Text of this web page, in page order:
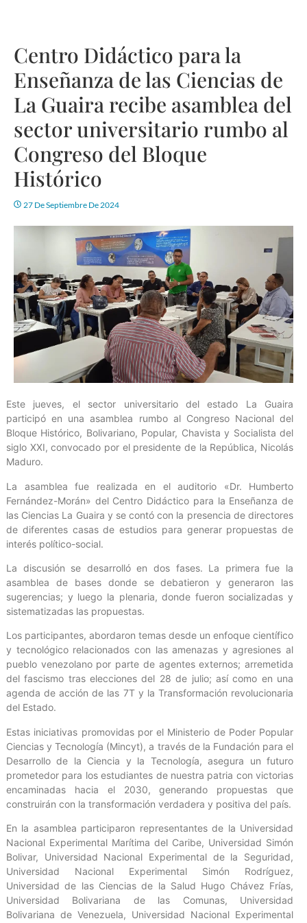
Centro Didáctico para la
Enseñanza de las Ciencias de
La Guaira recibe asamblea del
sector universitario rumbo al
Congreso del Bloque
Histórico
27 De Septiembre De 2024
Este jueves, el sector universitario del estado La Guaira
participó en una asamblea rumbo al Congreso Nacional del
Bloque Histórico, Bolivariano, Popular, Chavista y Socialista del
siglo XXI, convocado por el presidente de la República, Nicolás
Maduro.
La asamblea fue realizada en el auditorio «Dr. Humberto
Fernández-Morán» del Centro Didáctico para la Enseñanza de
las Ciencias La Guaira y se contó con la presencia de directores
de diferentes casas de estudios para generar propuestas de
interés político-social.
La discusión se desarrolló en dos fases. La primera fue la
asamblea de bases donde se debatieron y generaron las
sugerencias; y luego la plenaria, donde fueron socializadas y
sistematizadas las propuestas.
Los participantes, abordaron temas desde un enfoque científico
y tecnológico relacionados con las amenazas y agresiones al
pueblo venezolano por parte de agentes externos; arremetida
del fascismo tras elecciones del 28 de julio; así como en una
agenda de acción de las 7T y la Transformación revolucionaria
del Estado.
Estas iniciativas promovidas por el Ministerio de Poder Popular
Ciencias y Tecnología (Mincyt), a través de la Fundación para el
Desarrollo de la Ciencia y la Tecnología, asegura un futuro
prometedor para los estudiantes de nuestra patria con victorias
encaminadas hacia el 2030, generando propuestas que
construirán con la transformación verdadera y positiva del país.
En la asamblea participaron representantes de la Universidad
Nacional Experimental Marítima del Caribe, Universidad Simón
Bolivar, Universidad Nacional Experimental de la Seguridad,
Universidad Nacional Experimental Simón Rodríguez,
Universidad de las Ciencias de la Salud Hugo Chávez Frías,
Universidad Bolivariana de las Comunas, Universidad
Bolivariana de Venezuela, Universidad Nacional Experimental